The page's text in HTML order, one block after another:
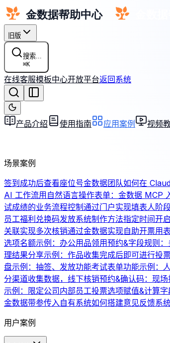
旧版
搜索...
⌘K
在线客服模板中心开放平台返回系统
产品介绍 使用指南 应用案例 视频
场景案例
签到成功后查看座位号金数据团队如何在
AI 工作流用自然语言操作表单：金数据 MCP
试成绩的业务流程控制 通过门户实现填表人阶
员工福利兑换码发放系统制作方法指定时间开
关联实现多次核销通过金数据实现自助开票用
选项名额示例：办公用品领用预约&字段规则
理结果分享示例：作品收集完成后即可进行投
盘示例：抽签、发放功能考试表单功能示例：
分渠道收集数据，线下核销预约&确认码：现
示例：限定公司内部员工投票选项赋值&计算
金数据带参传入自有系统如何搭建意见反馈系
用户案例